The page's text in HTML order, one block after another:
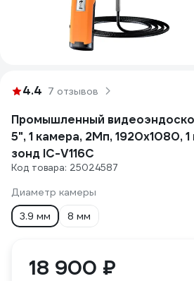
4.4 7 отзывов
Промышленный
5", 1 камера, 2Мп, 1920x1080,
зонд IC-V116C
Код товара: 25024587
Диаметр камеры
3.9 мм
8 мм
18 900 ₽